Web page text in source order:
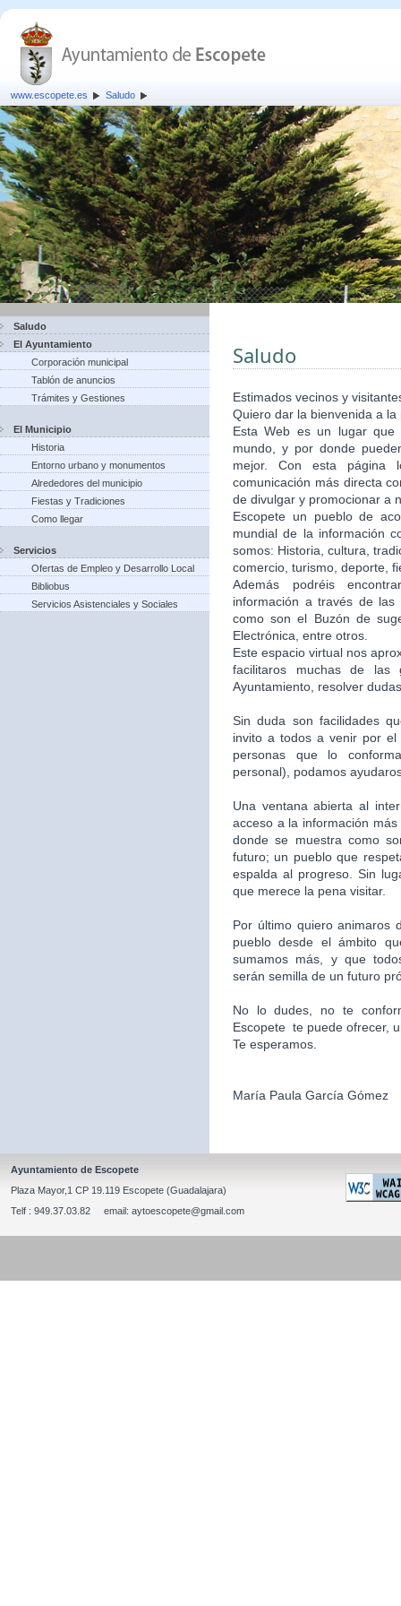
www.escopete.es Saludo
Saludo
El Ayuntamiento
Corporación municipal
Tablón de anuncios
Trámites y Gestiones
El Municipio
Historia
Entorno urbano y monumentos
Alrededores del municipio
Fiestas y Tradiciones
Como llegar
Servicios
Ofertas de Empleo y Desarrollo Local
Bibliobus
Servicios Asistenciales y Sociales
Saludo
Estimados vecinos y
Quiero dar la bienvenida a
Esta Web es un lugar
mundo, y por donde
mejor. Con esta página
comunicación más directa
de divulgar y promocionar a
Escopete un pueblo de
mundial de la información
somos: Historia, cultura,
comercio, turismo, deporte,
Además podréis
información a través de
como son el Buzón de
Electrónica, entre otros.
Este espacio virtual nos
facilitaros muchas de
Ayuntamiento, resolver
Sin duda son facilidades
invito a todos a venir por
personas que lo
personal), podamos
Una ventana abierta al
acceso a la información
donde se muestra como
futuro; un pueblo que
espalda al progreso. Sin
que merece la pena visitar.
Por último quiero animaros
pueblo desde el ámbito
sumamos más, y que
serán semilla de un futuro
No lo dudes, no te
Escopete te puede ofrecer,
Te esperamos.
María Paula García Gómez
Ayuntamiento de Escopete
Plaza Mayor,1 CP 19.119 Escopete (Guadalajara)
Telf : 949.37.03.82 email: aytoescopete@gmail.com